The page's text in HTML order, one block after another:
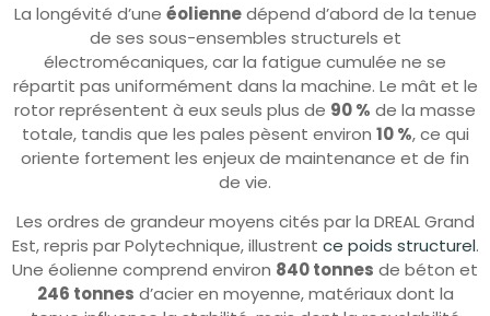
La longévité d’une éoliennedépend d’abord de la tenue
de ses sous-ensembles structurels et
électromécaniques, car la fatigue cumulée ne se
répartit pas uniformément dans la machine. Le mât et le
rotor représentent à eux seuls plus de 90 % de la masse
totale, tandis que les pales pèsent environ 10 %, ce qui
oriente fortement les enjeux de maintenance et de fin
de vie.
Les ordres de grandeur moyens cités par la DREAL Grand
Est, repris par Polytechnique, illustrent ce poids structurel.
Une éolienne comprend environ 840 tonnes de béton et
246 tonnes d’acier en moyenne, matériaux dont la